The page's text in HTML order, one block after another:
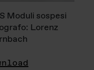
Moduli sospesi
Lorenz